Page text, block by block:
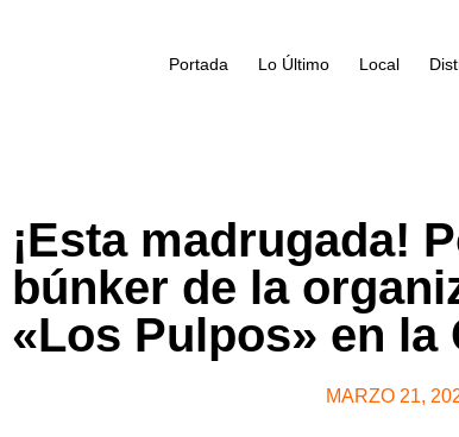
Portada Lo Último Local
¡Esta madrugada!
búnker de la
«Los Pulpos» en la
MARZO 21,